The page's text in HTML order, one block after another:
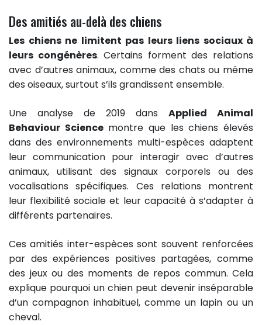
Des amitiés au-delà des chiens
Les chiens ne limitent pas leurs liens sociaux à
leurs congénères. Certains forment des relations
avec d’autres animaux, comme des chats ou même
des oiseaux, surtout s’ils grandissent ensemble.
Une analyse de 2019 dans Applied Animal
Behaviour Sciencemontre que les chiens élevés
dans des environnements multi-espèces adaptent
leur communication pour interagir avec d’autres
animaux, utilisant des signaux corporels ou des
vocalisations spécifiques. Ces relations montrent
leur flexibilité sociale et leur capacité à s’adapter à
différents partenaires.
Ces amitiés inter-espèces sont souvent renforcées
par des expériences positives partagées, comme
des jeux ou des moments de repos commun. Cela
explique pourquoi un chien peut devenir inséparable
d’un compagnon inhabituel, comme un lapin ou un
cheval.